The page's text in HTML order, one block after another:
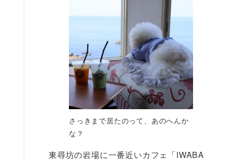
さっきまで居たのって、あのへんか
な？
東尋坊の岩場に一番近いカフェ「IWABA